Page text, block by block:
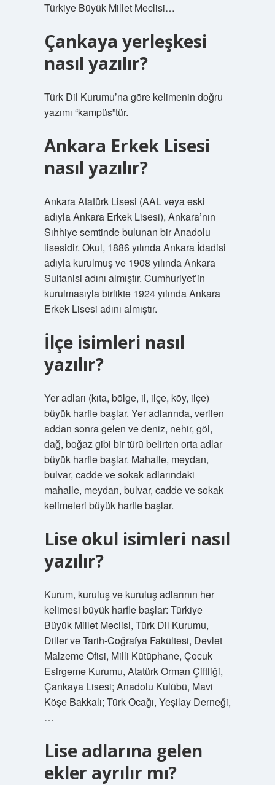
Türkiye Büyük Millet Meclisi…
Çankaya yerleşkesi
nasıl yazılır?
Türk Dil Kurumu’na göre kelimenin doğru
yazımı “kampüs”tür.
Ankara Erkek Lisesi
nasıl yazılır?
Ankara Atatürk Lisesi (AAL veya eski
adıyla Ankara Erkek Lisesi), Ankara’nın
Sıhhiye semtinde bulunan bir Anadolu
lisesidir. Okul, 1886 yılında Ankara İdadisi
adıyla kurulmuş ve 1908 yılında Ankara
Sultanisi adını almıştır. Cumhuriyet’in
kurulmasıyla birlikte 1924 yılında Ankara
Erkek Lisesi adını almıştır.
İlçe isimleri nasıl
yazılır?
Yer adları (kıta, bölge, il, ilçe, köy, ilçe)
büyük harfle başlar. Yer adlarında, verilen
addan sonra gelen ve deniz, nehir, göl,
dağ, boğaz gibi bir türü belirten orta adlar
büyük harfle başlar. Mahalle, meydan,
bulvar, cadde ve sokak adlarındaki
mahalle, meydan, bulvar, cadde ve sokak
kelimeleri büyük harfle başlar.
Lise okul isimleri nasıl
yazılır?
Kurum, kuruluş ve kuruluş adlarının her
kelimesi büyük harfle başlar: Türkiye
Büyük Millet Meclisi, Türk Dil Kurumu,
Diller ve Tarih-Coğrafya Fakültesi, Devlet
Malzeme Ofisi, Milli Kütüphane, Çocuk
Esirgeme Kurumu, Atatürk Orman Çiftliği,
Çankaya Lisesi; Anadolu Kulübü, Mavi
Köşe Bakkalı; Türk Ocağı, Yeşilay Derneği,
…
Lise adlarına gelen
ekler ayrılır mı?